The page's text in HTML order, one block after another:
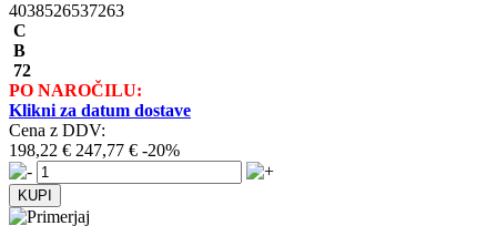
4038526537263
C
B
72
PO NAROČILU:
Klikni za datum dostave
Cena z DDV:
198,22 € 247,77 € -20%